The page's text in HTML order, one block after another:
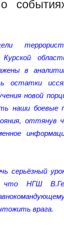
Курской
в
остатки
новой
наши боевые
оттянув
серьёзный
НГШ
врага.